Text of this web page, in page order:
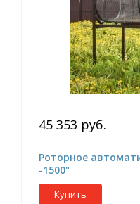
45 353 руб.
Роторное
-1500"
Купить